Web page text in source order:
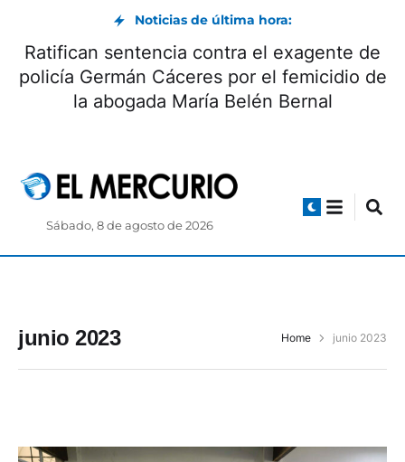
Noticias de última hora:
Ratifican sentencia contra el exagente de
policía Germán Cáceres por el femicidio de
la abogada María Belén Bernal
Sábado, 8 de agosto de 2026
junio 2023 Home junio 2023